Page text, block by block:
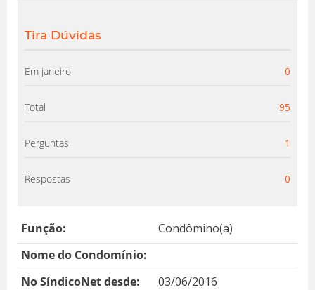
Tira Dúvidas
Em janeiro 0
Total 95
Perguntas 1
Respostas 0
Função:
Condômino(a)
Nome do Condomínio:
No SíndicoNet desde:
03/06/2016